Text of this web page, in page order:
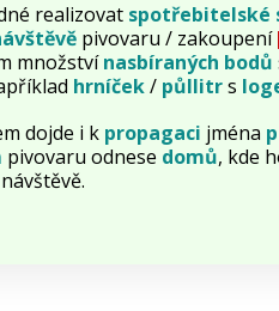
realizovat spotřebitelské
pivovaru / zakoupení
množstvínasbíraných bodů
hrníček/ půllitrs
dojde i k propagaci jména
pivovaru odnese domů, kde